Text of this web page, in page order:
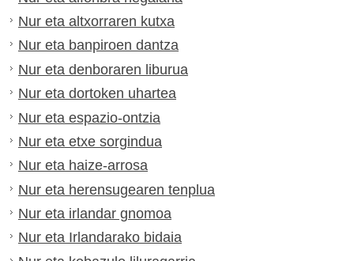
Nur eta altxorraren kutxa
Nur eta banpiroen dantza
Nur eta denboraren liburua
Nur eta dortoken uhartea
Nur eta espazio-ontzia
Nur eta etxe sorgindua
Nur eta haize-arrosa
Nur eta herensugearen tenplua
Nur eta irlandar gnomoa
Nur eta Irlandarako bidaia